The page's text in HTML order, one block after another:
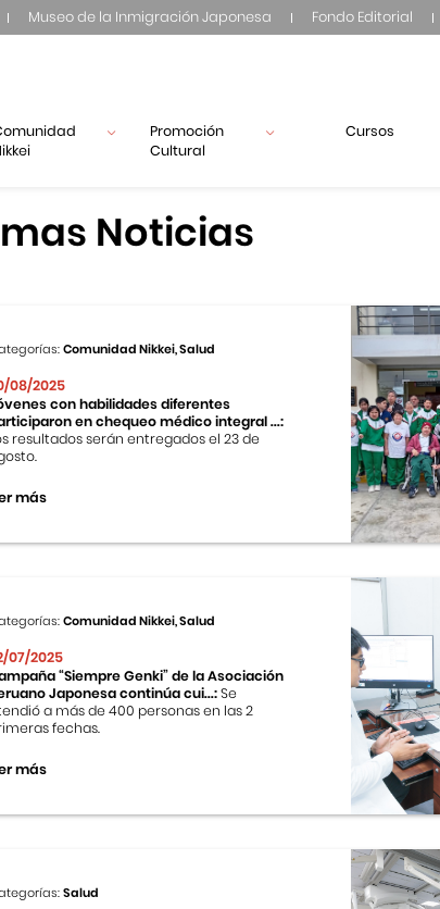
Museo de la Inmigración Japonesa Fondo Editorial
Promoción
Cultural
Cursos
Noticias
Comunidad Nikkei, Salud
08/2025
con habilidades diferentes
en chequeo médico integral ...:
resultados serán entregados el 23 de
más
Comunidad Nikkei, Salud
07/2025
“Siempre Genki” de la Asociación
Japonesa continúa cui...:Se
a más de 400 personas en las 2
fechas.
más
Salud